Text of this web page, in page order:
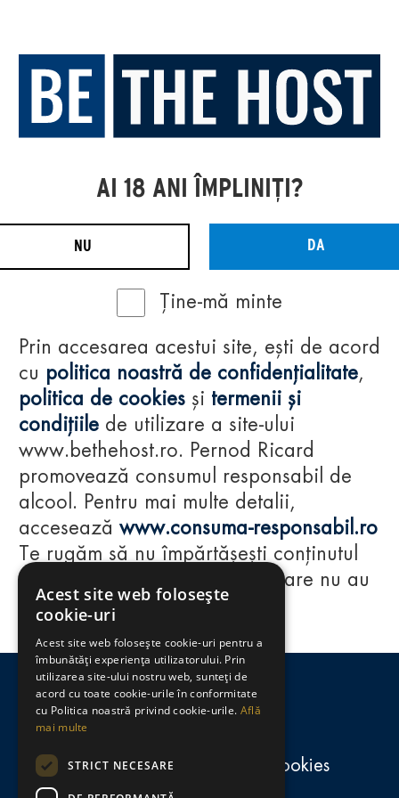
Regulamente
consumă-responsabil.ro
Politica de confidențialitate și cookies
AI 18 ANI ÎMPLINIȚI?
NU DA
Ține-mă minte
Prin accesarea acestui site, ești de acord
cu politica noastră de confidențialitate,
politica de cookies și termenii și
condițiile de utilizare a site-ului
www.bethehost.ro. Pernod Ricard
promovează consumul responsabil de
alcool. Pentru mai multe detalii,
accesează www.consuma-responsabil.ro
Te rugăm să nu împărtășești conținutul
acestui website cu persoane care nu au
împlinit vârsta de 18 ani.
Acest site web folosește
cookie-uri
Acest site web folosește cookie-uri pentru a
îmbunătăți experiența utilizatorului. Prin
utilizarea site-ului nostru web, sunteți de
acord cu toate cookie-urile în conformitate
cu Politica noastră privind cookie-urile. Află
mai multe
STRICT NECESARE